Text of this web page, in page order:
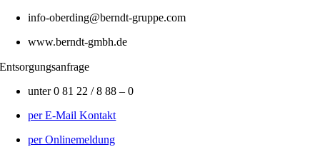
info-oberding@berndt-gruppe.com
www.berndt-gmbh.de
Entsorgungsanfrage
unter 0 81 22 / 8 88 – 0
per E-Mail Kontakt
per Onlinemeldung